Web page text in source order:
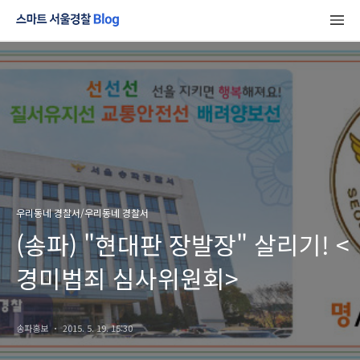
우리동네 경찰서/우리동네 경찰서
(송파) "현대판 장발장" 살리기! <
경미범죄 심사위원회>
송파홍보 2015. 5. 19. 15:30